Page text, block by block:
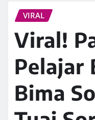
VIRAL
Viral!
Pelajar
Bima